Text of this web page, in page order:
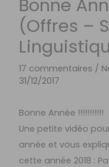
Bonne
(Offres –
17 commentaires /
31/12/2017
Bonne Année !!!!!!!!!!!
Une petite vidéo
année et vous
cette année 2018 :